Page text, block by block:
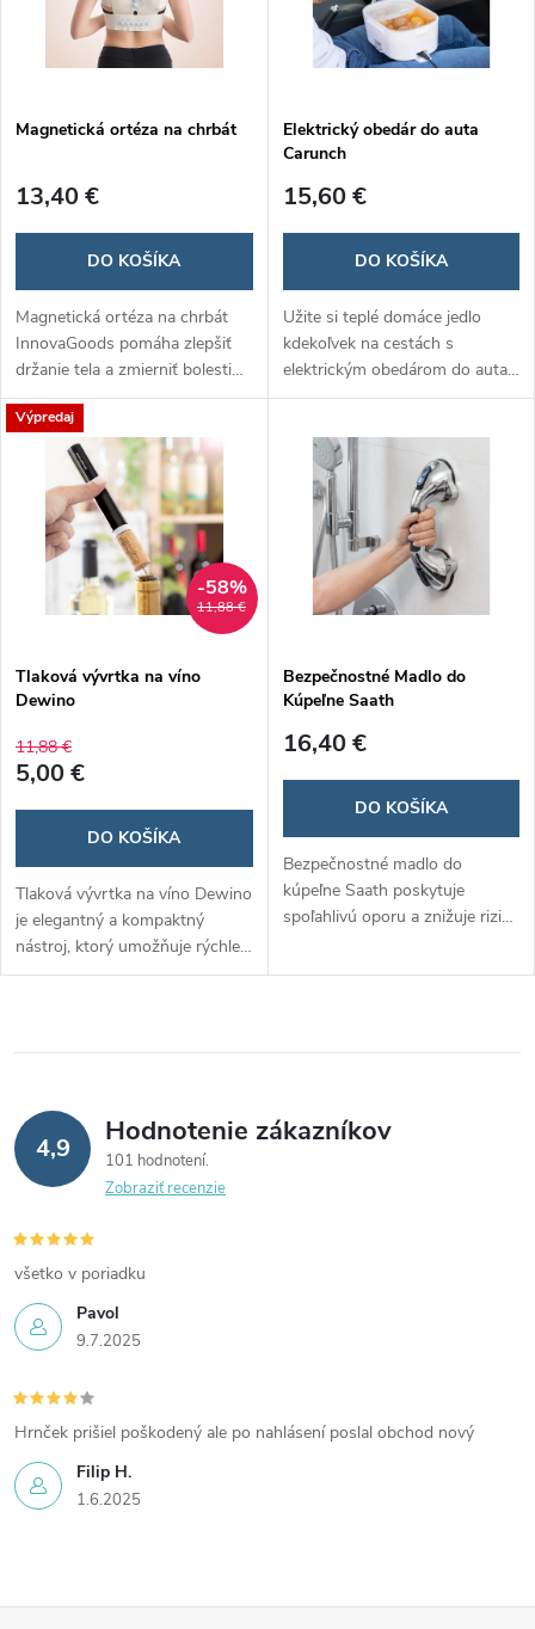
Magnetická ortéza na chrbát
13,40 €
DO KOŠÍKA
Magnetická ortéza na chrbát
InnovaGoods pomáha zlepšiť
držanie tela a zmierniť bolesti
chrbta pomocou 12
zabudovaných magnetov a
ergonomického dizajnu. Je
nastaviteľná, pohodlná a
diskrétna pod oblečením,
vhodná pre každodenné
nosenie.
Elektrický obedár do auta
Carunch
15,60 €
DO KOŠÍKA
Užite si teplé domáce jedlo
kdekoľvek na cestách s
elektrickým obedárom do auta
Carunch! Stačí ho pripojiť do
rýchlo a jednoducho. Perfektné
riešenie pre vodičov,
cestovateľov a pracujúcich v
teréne.
Výpredaj
11,88 €
-58%
Tlaková vývrtka na víno
Dewino
11,88 €
5,00 €
DO KOŠÍKA
Tlaková vývrtka na víno Dewino
je elegantný a kompaktný
nástroj, ktorý umožňuje rýchle
a bezpečné otváranie fliaš bez
jednoduché použitie a je
Bezpečnostné Madlo do
Kúpeľne Saath
16,40 €
DO KOŠÍKA
Bezpečnostné madlo do
kúpeľne Saath poskytuje
spoľahlivú oporu a znižuje riziko
povrchy bez potreby vŕtania.
pohyblivosťou.​
4,9 Hodnotenie zákazníkov
101 hodnotení
Zobraziť recenzie
Pavol
9.7.2025
všetko v poriadku
Filip H.
1.6.2025
Hrnček prišiel poškodený ale po nahlásení poslal obchod nový